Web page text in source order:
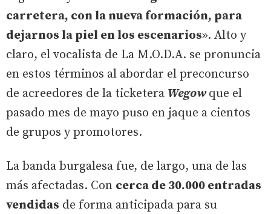
carretera, con la nueva formación, para
dejarnos la piel en los escenarios». Alto y
claro, el vocalista de La M.O.D.A. se pronuncia
en estos términos al abordar el preconcurso
de acreedores de la ticketera Wegowque el
pasado mes de mayo puso en jaque a cientos
de grupos y promotores.
La banda burgalesa fue, de largo, una de las
más afectadas. Con cerca de 30.000 entradas
vendidas de forma anticipada para su